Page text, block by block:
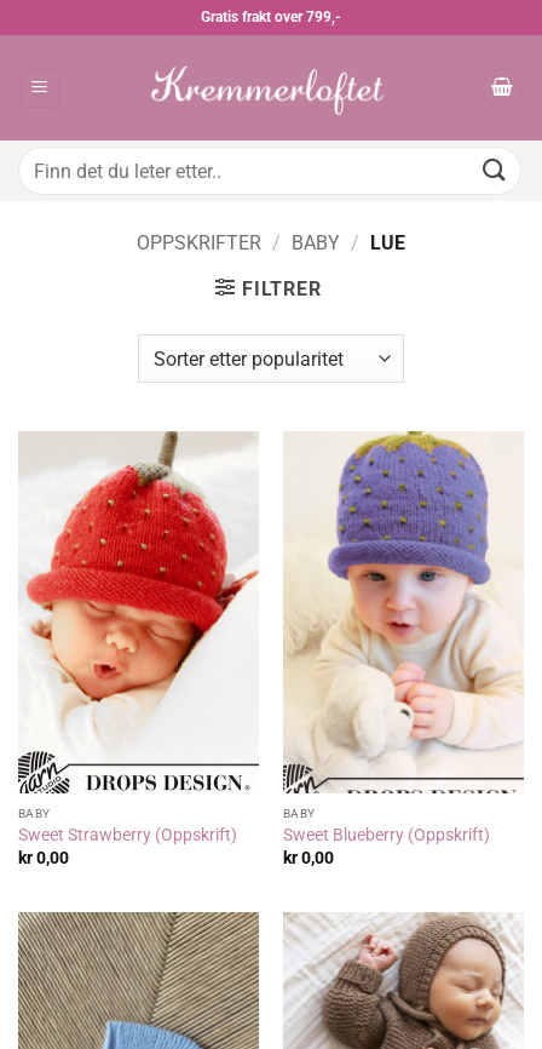
Gratis frakt over 799,-
Søk
OPPSKRIFTER / BABY / LUE
FILTRER
BABY
Sweet Strawberry (Oppskrift)
kr0,00
BABY
Sweet Blueberry (Oppskrift)
kr0,00